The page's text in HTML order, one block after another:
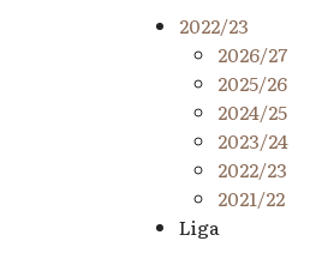
2022/23
2026/27
2025/26
2024/25
2023/24
2022/23
2021/22
Liga